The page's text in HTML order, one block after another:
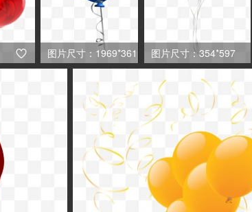

图片尺寸：1969*361
图片尺寸：354*597